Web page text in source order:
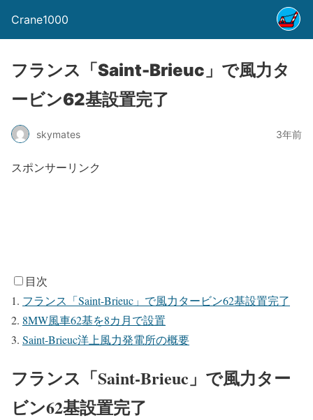
Crane1000
フランス「Saint-Brieuc」で風力タ
ービン62基設置完了
skymates 3年前
スポンサーリンク
目次
フランス「Saint-Brieuc」で風力タービン62基設置完了
8MW風車62基を8カ月で設置
Saint-Brieuc洋上風力発電所の概要
フランス「Saint-Brieuc」で風力ター
ビン62基設置完了